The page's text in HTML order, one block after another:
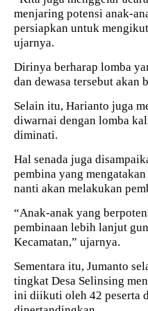
menjaring potensi anak-
persiapkan untuk
ujarnya.
Dirinya berharap lomba
dan dewasa tersebut akan
Selain itu, Harianto juga
diwarnai dengan lomba
diminati.
Hal senada juga
pembina yang
nanti akan melakukan
“Anak-anak yang
pembinaan lebih lanjut
Kecamatan,” ujarnya.
Sementara itu, Jumanto
tingkat Desa Selinsing
ini diikuti oleh 42 peserta